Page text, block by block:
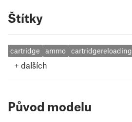
Štítky
cartridge ammo cartridgereloading
+ dalších
Původ modelu